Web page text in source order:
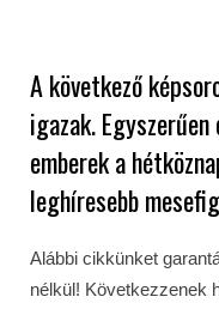
A következő
igazak.
emberek a
leghíresebb
Alábbi cikkünket
nélkül! Következzenek